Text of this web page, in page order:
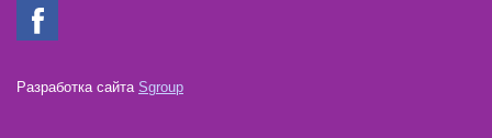
Разработка сайта Sgroup